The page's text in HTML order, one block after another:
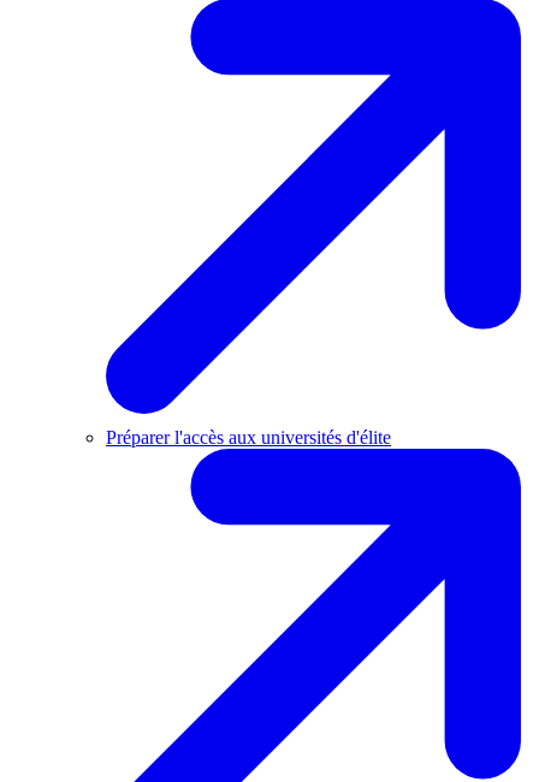
Préparer l'accès aux universités d'élite